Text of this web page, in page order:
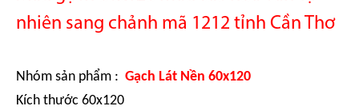
nhiên sang chảnh mã 1212 tỉnh Cần Thơ
Nhóm sản phẩm : Gạch Lát Nền 60x120
Kích thước 60x120